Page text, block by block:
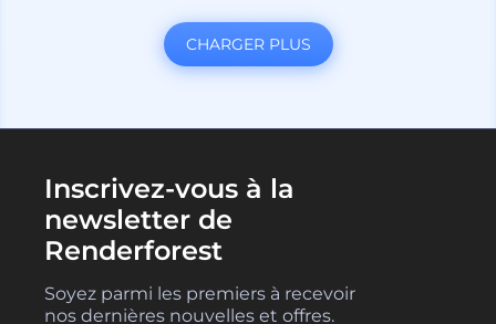
CHARGER PLUS
Inscrivez-vous à la
newsletter de
Renderforest
Soyez parmi les premiers à recevoir
nos dernières nouvelles et offres.